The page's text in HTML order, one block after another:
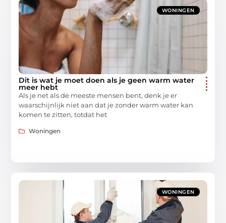
WONINGEN
Dit is wat je moet doen als je geen warm water
meer hebt
Als je net als de meeste mensen bent, denk je er
waarschijnlijk niet aan dat je zonder warm water kan
komen te zitten, totdat het
Woningen
WONINGEN